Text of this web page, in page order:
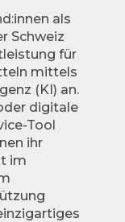
als
Schweiz
für
mittels
(KI) an.
digitale
Tool
ihr
im